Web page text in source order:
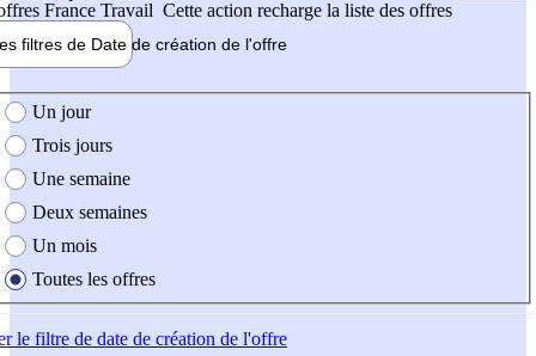
France Travail Cette action recharge la liste des offres
filtres de Date de création de l'offre
création de l'offre
Un jour
Trois jours
Une semaine
Deux semaines
Un mois
Toutes les offres
le filtre de date de création de l'offre